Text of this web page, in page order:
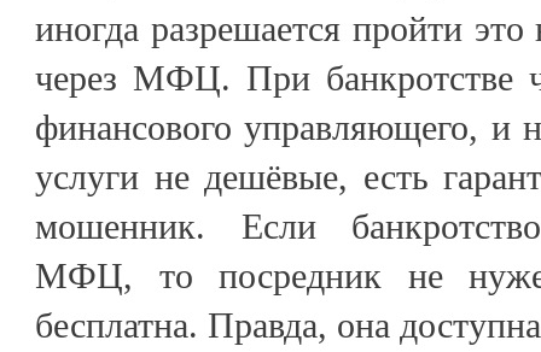
иногда разрешается пройти
через МФЦ. При банкротстве
финансового управляющего, и
услуги не дешёвые, есть
мошенник. Если
МФЦ, то посредник не
бесплатна. Правда, она